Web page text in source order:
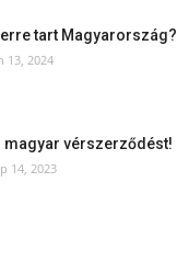
tart Magyarország?
13, 2024
magyar vérszerződést!
14, 2023